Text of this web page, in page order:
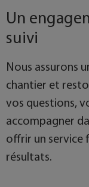
Un
suivi
Nous assurons
chantier et
vos questions,
accompagner
offrir un service
résultats.